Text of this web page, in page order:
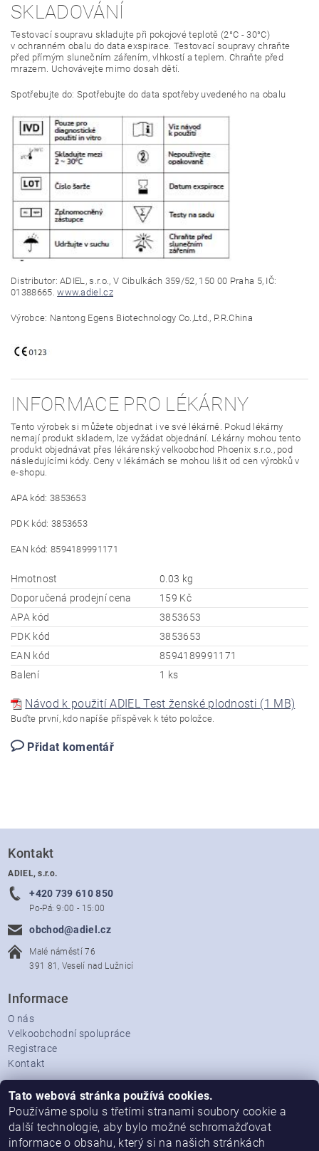
SKLADOVÁNÍ
Testovací soupravu skladujte při pokojové teplotě (2°C - 30°C)
v ochranném obalu do data exspirace. Testovací soupravy chraňte
před přímým slunečním zářením, vlhkostí a teplem. Chraňte před
mrazem. Uchovávejte mimo dosah dětí.
Spotřebujte do: Spotřebujte do data spotřeby uvedeného na obalu
Distributor:ADIEL, s.r.o., V Cibulkách 359/52, 150 00 Praha 5, IČ:
01388665.www.adiel.cz
Výrobce: Nantong Egens Biotechnology Co.,Ltd., P.R.China
INFORMACE PRO LÉKÁRNY
Tento výrobek si můžete objednat i ve své lékárně. Pokud lékárny
nemají produkt skladem, lze vyžádat objednání. Lékárny mohou tento
produkt objednávat přes lékárenský velkoobchod Phoenix s.r.o., pod
následujícími kódy. Ceny v lékárnách se mohou lišit od cen výrobků v
e-shopu.
APA kód: 3853653
PDK kód: 3853653
EAN kód: 8594189991171
Hmotnost
0.03 kg
Doporučená prodejní cena
159 Kč
APA kód
3853653
PDK kód
3853653
EAN kód
8594189991171
Balení
1 ks
Návod k použití ADIEL Test ženské plodnosti (1 MB)
Buďte první, kdo napíše příspěvek k této položce.
Přidat komentář
Kontakt
ADIEL, s.r.o.
+420 739 610 850
Po-Pá: 9:00 - 15:00
obchod@adiel.cz
Malé náměstí 76
391 81, Veselí nad Lužnicí
Informace
O nás
Velkoobchodní spolupráce
Registrace
Kontakt
Vše o nákupu
Doprava
Platební podmínky
Obchodní podmínky
Tato webová stránka používá cookies.
Používáme spolu s třetími stranami soubory cookie a
další technologie, aby bylo možné schromažďovat
informace o obsahu, který si na našich stránkách